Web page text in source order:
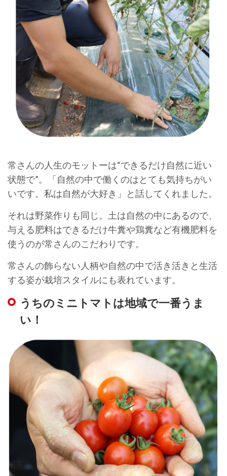
常さんの人生のモットーは“できるだけ自然に近い
状態で”。「自然の中で働くのはとても気持ちがい
いです。私は自然が大好き」と話してくれました。
それは野菜作りも同じ。土は自然の中にあるので、
与える肥料はできるだけ牛糞や鶏糞など有機肥料を
使うのが常さんのこだわりです。
常さんの飾らない人柄や自然の中で活き活きと生活
する姿が栽培スタイルにも表れています。
うちのミニトマトは地域で一番うま
い！